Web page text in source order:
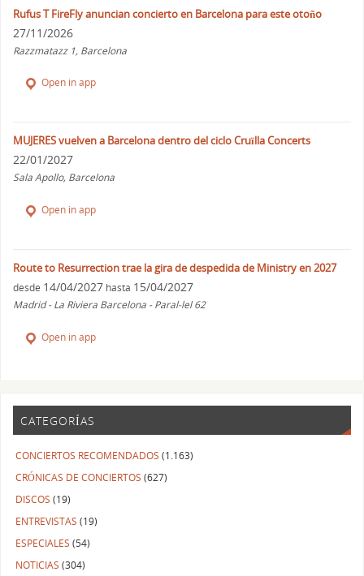
Rufus T FireFly anuncian concierto en Barcelona para este otoño
27/11/2026
Razzmatazz 1, Barcelona
Open in app
MUJERES vuelven a Barcelona dentro del ciclo Cruïlla Concerts
22/01/2027
Sala Apollo, Barcelona
Open in app
Route to Resurrection trae la gira de despedida de Ministry en 2027
desde 14/04/2027 hasta 15/04/2027
Madrid - La Riviera Barcelona - Paral-lel 62
Open in app
CATEGORÍAS
CONCIERTOS RECOMENDADOS (1.163)
CRÓNICAS DE CONCIERTOS (627)
DISCOS (19)
ENTREVISTAS (19)
ESPECIALES (54)
NOTICIAS (304)